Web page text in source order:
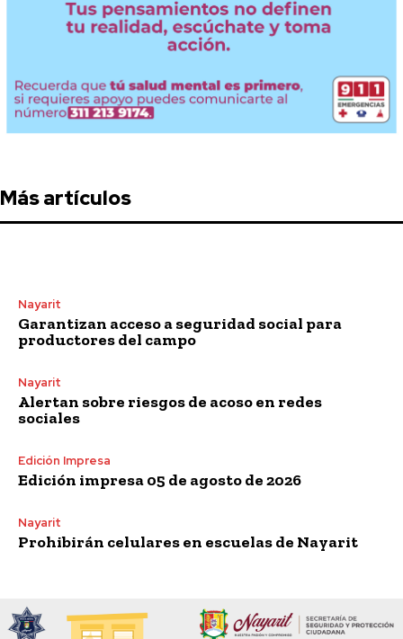
Más artículos
Nayarit
Garantizan acceso a seguridad social para
productores del campo
Nayarit
Alertan sobre riesgos de acoso en redes
sociales
Edición Impresa
Edición impresa 05 de agosto de 2026
Nayarit
Prohibirán celulares en escuelas de Nayarit